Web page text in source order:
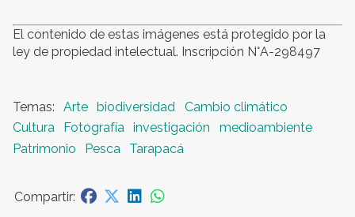
El contenido de estas imágenes está protegido por la
ley de propiedad intelectual. Inscripción N°A-298497
Arte biodiversidad
Cambio climático
Cultura
Fotografía investigación
medioambiente
Patrimonio
Pesca Tarapacá